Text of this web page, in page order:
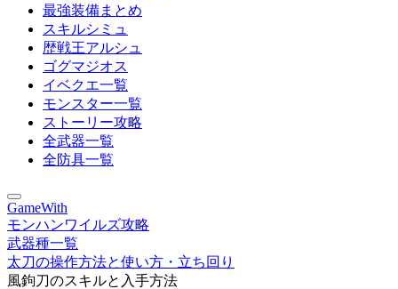
最強装備まとめ
スキルシミュ
歴戦王アルシュ
ゴグマジオス
イベクエ一覧
モンスター一覧
ストーリー攻略
全武器一覧
全防具一覧
GameWith
モンハンワイルズ攻略
武器種一覧
太刀の操作方法と使い方・立ち回り
風鉤刀のスキルと入手方法